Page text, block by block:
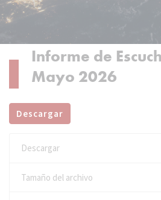
Informe de
Mayo 2026
Descargar
Descargar
Tamaño del archivo